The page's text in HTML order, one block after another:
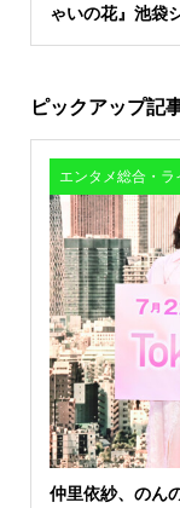
ゃいの花』池袋
ピックアップ記
エンタメ総合・ラ
仲里依紗、のん